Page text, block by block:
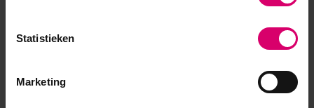
Statistieken
Marketing